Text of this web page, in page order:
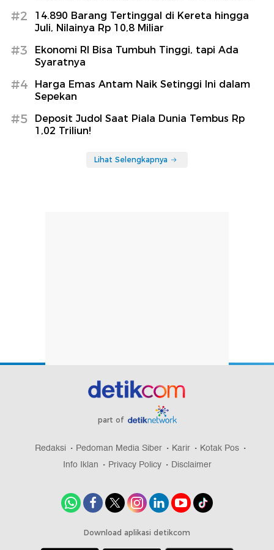
#2
14.890 Barang Tertinggal di Kereta hingga
Juli, Nilainya Rp 10,8 Miliar
#3
Ekonomi RI Bisa Tumbuh Tinggi, tapi Ada
Syaratnya
#4
Harga Emas Antam Naik Setinggi Ini dalam
Sepekan
#5
Deposit Judol Saat Piala Dunia Tembus Rp
1,02 Triliun!
Lihat Selengkapnya
part of
Redaksi Pedoman Media Siber Karir
Kotak Pos
Info Iklan
Privacy Policy Disclaimer
Download aplikasi detikcom